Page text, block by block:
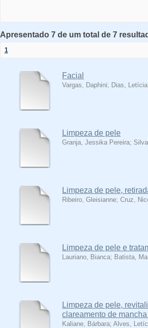
Apresentado 7 de um total de 7
1
Facial
Vargas, Daphini; Dias, Letícia
Limpeza de pele
Granja, Jessika Pereira;
Limpeza de pele,
Ribeiro, Gleisianne; Cruz,
Limpeza de pele e
Lauriano, Bianca; Batista,
Limpeza de pele,
clareamento de
Kaliane, Bárbara; Alves,